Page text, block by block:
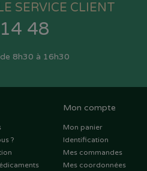
SERVICE CLIENT
48
8h30 à 16h30
?
Mon compte
Mon panier
Identification
Mes commandes
Mes coordonnées